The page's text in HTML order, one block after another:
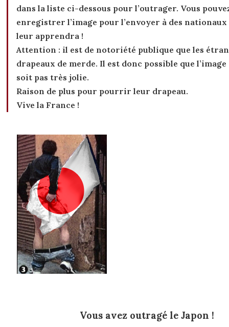
dans la liste ci-dessous pour l’outrager. Vous
enregistrer l’image pour l’envoyer à des nationaux
leur apprendra !
Attention : il est de notoriété publique que les
drapeaux de merde. Il est donc possible que
soit pas très jolie.
Raison de plus pour pourrir leur drapeau.
Vive la France !
Vous avez outragé le Japon !